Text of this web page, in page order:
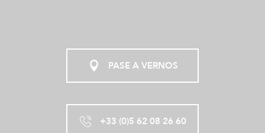
PASE A VERNOS
+33 (0)5 62 08 26 60